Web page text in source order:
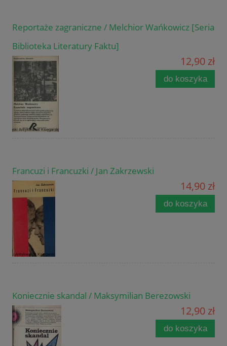
Reportaże zagraniczne / Melchior Wańkowicz [Seria
Biblioteka Literatury Faktu]
12,90 zł
do koszyka
Francuzi i Francuzki / Jan Zakrzewski
14,90 zł
do koszyka
Koniecznie skandal / Maksymilian Berezowski
12,90 zł
do koszyka